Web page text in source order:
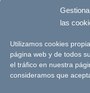
las
Utilizamos cookies
página web y de todos
el tráfico en nuestra
consideramos que
Únete a
© Futuro